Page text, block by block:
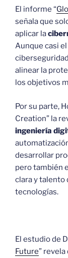
El informe “
señala que
aplicar la
Aunque casi
alinear la
los objetivos
Por su parte,
Creation” la
ingeniería
desarrollar
pero también
clara y talento
tecnologías.​
El estudio de
Future” revela